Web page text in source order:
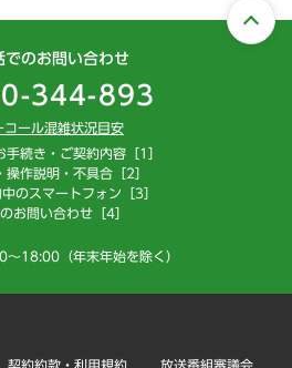
でのお問い合わせ
344-893
コール混雑状況目安
手続き・ご契約内容［1］
操作説明・不具合［2］
のスマートフォン［3］
お問い合わせ［4］
18:00（年末年始を除く）
契約約款・利用規約 放送番組審議会